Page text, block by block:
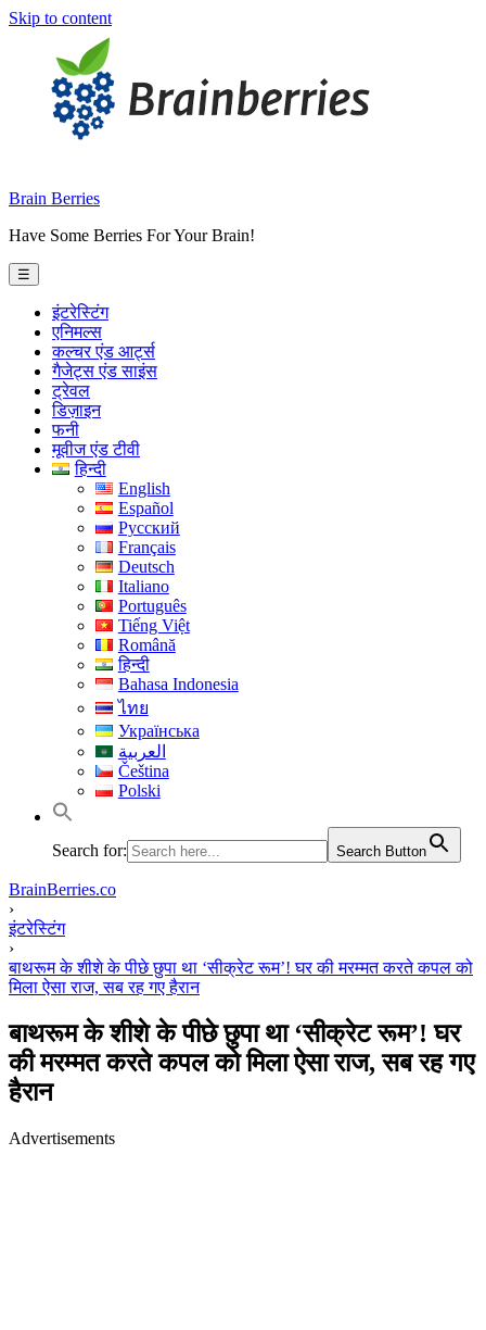
Skip to content
Brain Berries
Have Some Berries For Your Brain!
☰
इंटरेस्टिंग
एनिमल्स
कल्चर एंड आर्ट्स
गैजेट्स एंड साइंस
ट्रेवल
डिज़ाइन
फनी
मूवीज एंड टीवी
हिन्दी
English
Español
Русский
Français
Deutsch
Italiano
Português
Tiếng Việt
Română
हिन्दी
Bahasa Indonesia
ไทย
Українська
العربية
Čeština
Polski
Search for: Search Button
BrainBerries.co
›
इंटरेस्टिंग
›
बाथरूम के शीशे के पीछे छुपा था ‘सीक्रेट रूम’! घर की मरम्मत करते कपल को
मिला ऐसा राज, सब रह गए हैरान
बाथरूम के शीशे के पीछे छुपा था ‘सीक्रेट रूम’! घर
की मरम्मत करते कपल को मिला ऐसा राज, सब रह गए
हैरान
Advertisements